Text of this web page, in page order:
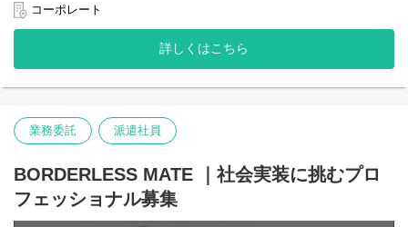
・note「社会は、みんなで変えられる。For Goodが目指す「つな
https://note.com/cody0531/n/n8142ce518444
・株式会社ボーダレス・ジャパン
・設立：2007年3月
・代表：田口 一成
・創立：2022年5月
・メンバー数：25名（2026年2月現在）
・グループ総メンバー数：1,580名 (役員含む、2024年3月1日時
するビジネスのことを指します。現在は、15カ国で45の事業を展
開しており、2025年度の売上高は105億円を予定しております。
2023年10月には、社会課題解決を次のステージに進めるべくボー
ダレスが目指す社会や存在意義を示すパーパス「SWITCH to
HOPE 社会の課題を、みんなの希望へ変えていく。」を制定しま
人々との新たな関わり方も構築しています。
◇公式サイトを見る： https://www.borderless-japan.com/
◇代表プロフィール： https://www.borderless-
japan.com/fellow/70807/
コーポレート
詳しくはこちら
業務委託 派遣社員
BORDERLESS MATE ｜社会実装に挑むプロ
フェッショナル募集